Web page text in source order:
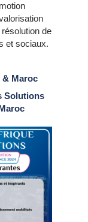
de
et sociaux.
& Maroc
Solutions